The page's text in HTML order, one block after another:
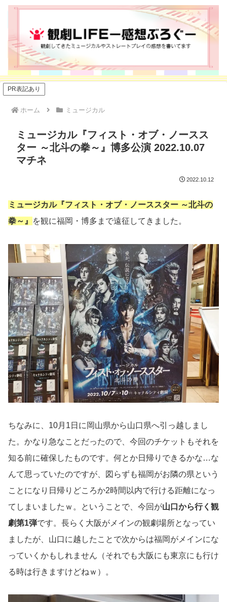
PR表記あり
ホーム ミュージカル
ミュージカル『フィスト・オブ・ノースス
ター ～北斗の拳～』博多公演 2022.10.07
マチネ
2022.10.12
ミュージカル『フィスト・オブ・ノーススター ～北斗の
拳～』
を観に福岡・博多まで遠征してきました。
ちなみに、10月1日に岡山県から山口県へ引っ越しまし
た。かなり急なことだったので、今回のチケットもそれを
知る前に確保したものです。何とか日帰りできるかな…な
んて思っていたのですが、図らずも福岡がお隣の県という
ことになり日帰りどころか2時間以内で行ける距離になっ
てしまいましたｗ。ということで、今回が山口から行く観
劇第1弾です。長らく大阪がメインの観劇場所となってい
ましたが、山口に越したことで次からは福岡がメインにな
っていくかもしれません（それでも大阪にも東京にも行け
る時は行きますけどねｗ）。